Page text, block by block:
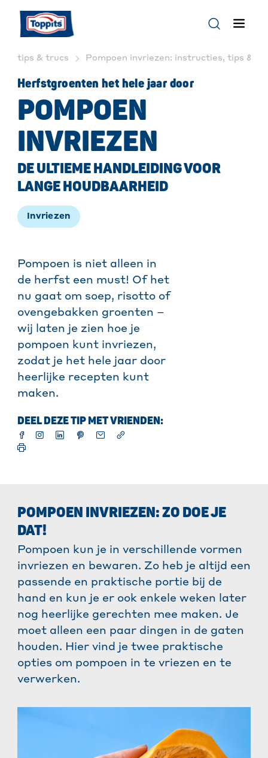
tips & trucs Pompoen invriezen: instructies, tips &
Herfstgroenten het hele jaar door
POMPOEN
INVRIEZEN
DE ULTIEME HANDLEIDING VOOR
LANGE HOUDBAARHEID
Invriezen
Pompoen is niet alleen in
de herfst een must! Of het
nu gaat om soep, risotto of
ovengebakken groenten –
wij laten je zien hoe je
pompoen kunt invriezen,
zodat je het hele jaar door
heerlijke recepten kunt
maken.
DEEL DEZE TIP MET VRIENDEN:
POMPOEN INVRIEZEN: ZO DOE JE
DAT!
Pompoen kun je in verschillende vormen
invriezen en bewaren. Zo heb je altijd een
passende en praktische portie bij de
hand en kun je er ook enkele weken later
nog heerlijke gerechten mee maken. Je
moet alleen een paar dingen in de gaten
houden. Hier vind je twee praktische
opties om pompoen in te vriezen en te
verwerken.